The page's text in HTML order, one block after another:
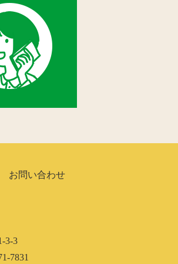
お問い合わせ
阪1-3-3
7831